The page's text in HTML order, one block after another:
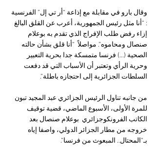
وقال بارو في مقابلة مع إذاعة “أر تي إل” الفرنسية
: “أنا مثل رئيس الجمهورية، أعرب عن القلق البالغ
إزاء رفض طلب الإفراج الذي تقدم به بوعلام
صنصال ومحاموه”. مواصلاً  “أنا قلق بشأن حالته
الصحية (…) فرنسا متمسكة جدا بحرية التعبير
وحرية الرأي وتعتبر أن الأسباب التي قد دفعت
السلطات الجزائرية إلى احتجازه باطلة”.
من جانبه تناول الرئيس الجزائري عبد المجيد تبون
للمرة الأولى، الأسبوع الماضي، قضية توقيف
الكاتب الفرونكوجزائري  بوعلام صنصال بعد
خروجه من مطار الجزائر الدولي، واصفا إياه
بـ”المحتال.. المبعوث من فرنسا”.